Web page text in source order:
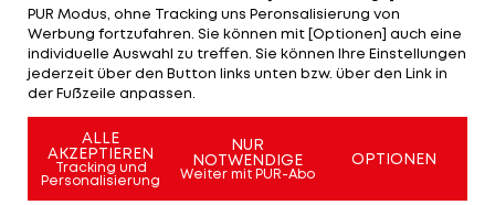
Linz
2. Liga
Ohne Frage, der Spielverlauf meinte es gut mit
derSV Ried. Eine frühe Führung nach fünf Minuten,
das zweite Tor kurz vor der Halbzeit und dann
PUR Modus, ohne Tracking uns Peronsalisierung von
Werbung fortzufahren. Sie können mit [Optionen] auch eine
individuelle Auswahl zu treffen. Sie können Ihre Einstellungen
jederzeit über den Button links unten bzw. über den Link in
der Fußzeile anpassen.
ALLE
AKZEPTIEREN
Tracking und
Personalisierung
NUR
NOTWENDIGE
Weiter mit PUR-Abo
OPTIONEN